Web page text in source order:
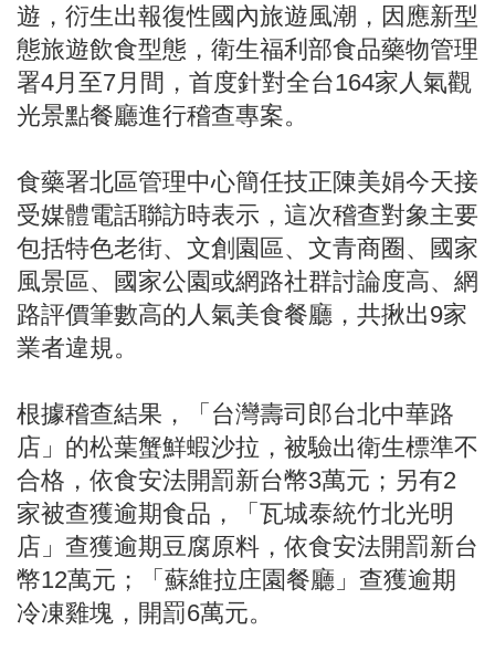
遊，衍生出報復性國內旅遊風潮，因應新型
態旅遊飲食型態，衛生福利部食品藥物管理
署4月至7月間，首度針對全台164家人氣觀
光景點餐廳進行稽查專案。
食藥署北區管理中心簡任技正陳美娟今天接
受媒體電話聯訪時表示，這次稽查對象主要
包括特色老街、文創園區、文青商圈、國家
風景區、國家公園或網路社群討論度高、網
路評價筆數高的人氣美食餐廳，共揪出9家
業者違規。
根據稽查結果，「台灣壽司郎台北中華路
店」的松葉蟹鮮蝦沙拉，被驗出衛生標準不
合格，依食安法開罰新台幣3萬元；另有2
家被查獲逾期食品，「瓦城泰統竹北光明
店」查獲逾期豆腐原料，依食安法開罰新台
幣12萬元；「蘇維拉庄園餐廳」查獲逾期
冷凍雞塊，開罰6萬元。